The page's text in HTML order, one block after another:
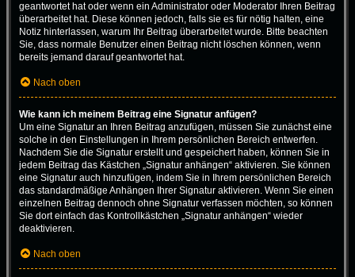
geantwortet hat oder wenn ein Administrator oder Moderator Ihren Beitrag
überarbeitet hat. Diese können jedoch, falls sie es für nötig halten, eine
Notiz hinterlassen, warum Ihr Beitrag überarbeitet wurde. Bitte beachten
Sie, dass normale Benutzer einen Beitrag nicht löschen können, wenn
bereits jemand darauf geantwortet hat.
Nach oben
Wie kann ich meinem Beitrag eine Signatur anfügen?
Um eine Signatur an Ihren Beitrag anzufügen, müssen Sie zunächst eine
solche in den Einstellungen in Ihrem persönlichen Bereich entwerfen.
Nachdem Sie die Signatur erstellt und gespeichert haben, können Sie in
jedem Beitrag das Kästchen „Signatur anhängen“ aktivieren. Sie können
eine Signatur auch hinzufügen, indem Sie in Ihrem persönlichen Bereich
das standardmäßige Anhängen Ihrer Signatur aktivieren. Wenn Sie einen
einzelnen Beitrag dennoch ohne Signatur verfassen möchten, so können
Sie dort einfach das Kontrollkästchen „Signatur anhängen“ wieder
deaktivieren.
Nach oben